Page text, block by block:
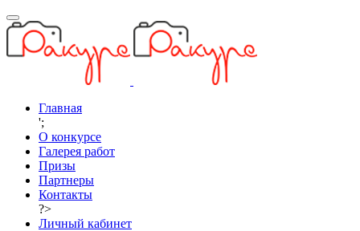
Главная
';
О конкурсе
Галерея работ
Призы
Партнеры
Контакты
?>
Личный кабинет